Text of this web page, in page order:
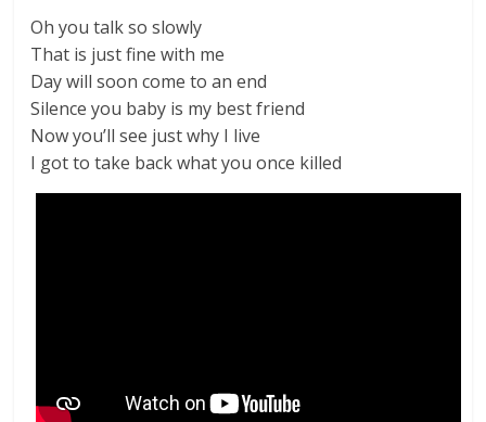
Oh you talk so slowly
That is just fine with me
Day will soon come to an end
Silence you baby is my best friend
Now you’ll see just why I live
I got to take back what you once killed